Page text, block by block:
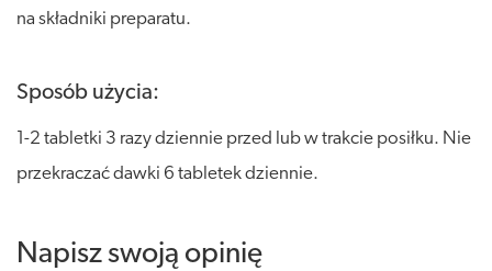
na składniki preparatu.
Sposób użycia:
1-2 tabletki 3 razy dziennie przed lub w trakcie posiłku. Nie
przekraczać dawki 6 tabletek dziennie.
Napisz swoją opinię